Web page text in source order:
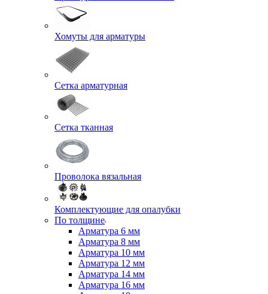
Хомуты для арматуры
Сетка арматурная
Сетка тканная
Проволока вязальная
Комплектующие для опалубки
По толщине
Арматура 6 мм
Арматура 8 мм
Арматура 10 мм
Арматура 12 мм
Арматура 14 мм
Арматура 16 мм